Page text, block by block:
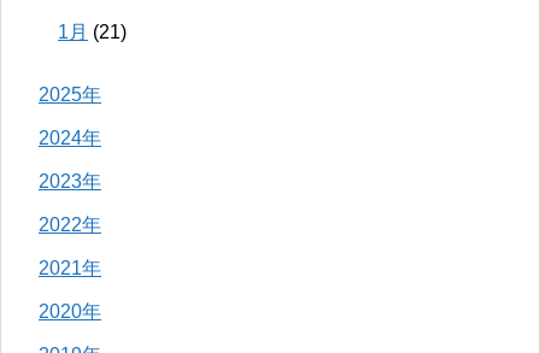
1月 (21)
2025年
2024年
2023年
2022年
2021年
2020年